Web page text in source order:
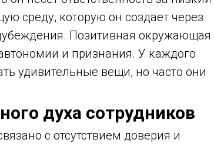
среду, которую он создает через
Позитивная окружающая
и признания. У каждого
удивительные вещи, но часто они
духа сотрудников
с отсутствием доверия и